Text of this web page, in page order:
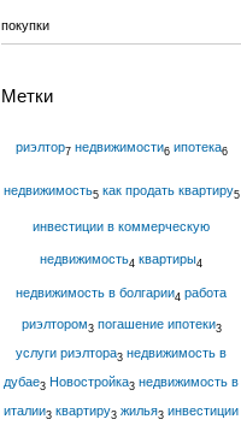
покупки
Метки
риэлтор7 недвижимости6 ипотека6
недвижимость5 как продать квартиру5
инвестиции в коммерческую
недвижимость4 квартиры4
недвижимость в болгарии4 работа
риэлтором3 погашение ипотеки3
услуги риэлтора3 недвижимость в
дубае3 Новостройка3 недвижимость в
италии3 квартиру3 жилья3 инвестиции